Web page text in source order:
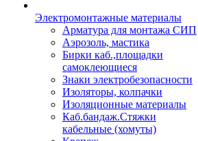
Электромонтажные материалы
Арматура для монтажа СИП
Аэрозоль, мастика
Бирки каб.,площадки
самоклеющиеся
Знаки электробезопасности
Изоляторы, колпачки
Изоляционные материалы
Каб.бандаж.Стяжки
кабельные (хомуты)